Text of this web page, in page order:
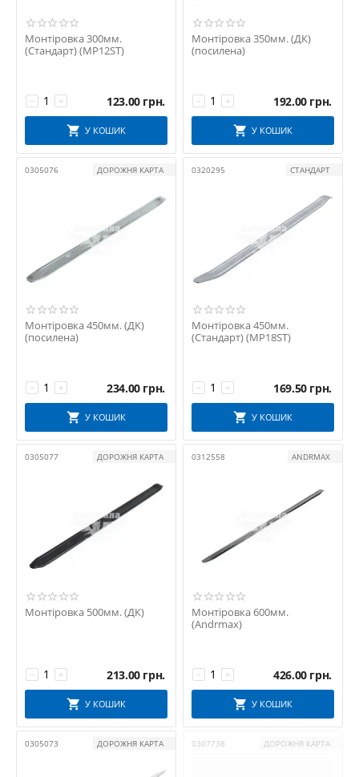
Монтіровка 300мм.
(Стандарт) (MP12ST)
+
− 123.00 грн.
У КОШИК
Монтіровка 350мм. (ДК)
(посилена)
+
− 192.00 грн.
У КОШИК
0305076 ДОРОЖНЯ КАРТА
Монтіровка 450мм. (ДК)
(посилена)
+
− 234.00 грн.
У КОШИК
0320295 СТАНДАРТ
Монтіровка 450мм.
(Стандарт) (MP18ST)
+
− 169.50 грн.
У КОШИК
0305077 ДОРОЖНЯ КАРТА
Монтіровка 500мм. (ДК)
+
− 213.00 грн.
У КОШИК
0312558 ANDRMAX
Монтіровка 600мм.
(Andrmax)
+
− 426.00 грн.
У КОШИК
0305073 ДОРОЖНЯ КАРТА 0307738 ДОРОЖНЯ КАРТА